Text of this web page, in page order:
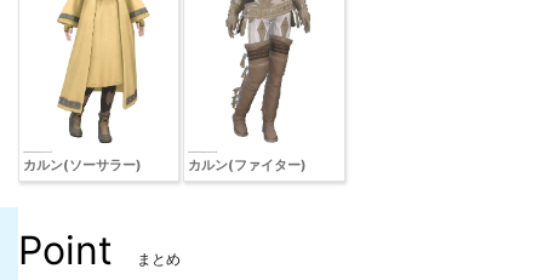
カルン(ソーサラー) カルン(ファイター)
Point まとめ